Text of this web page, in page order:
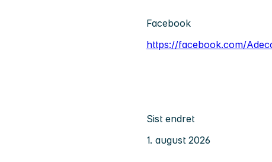
Facebook
https://facebook.com/
Sist endret
1. august 2026